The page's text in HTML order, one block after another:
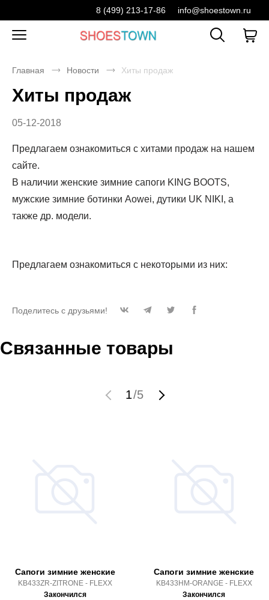
8 (499) 213-17-86 info@shoestown.ru
Главная Новости Хиты продаж
Хиты продаж
05-12-2018
Предлагаем ознакомиться с хитами продаж на нашем
сайте.
В наличии женские зимние сапоги KING BOOTS,
мужские зимние ботинки Aowei, дутики UK NIKI, а
также др. модели.
Предлагаем ознакомиться с некоторыми из них:
Поделитесь с друзьями!
Связанные товары
1/5
Сапоги зимние женские
KB433ZR-ZITRONE - FLEXX
Закончился
Сапоги зимние женские
KB433HM-ORANGE - FLEXX
Закончился